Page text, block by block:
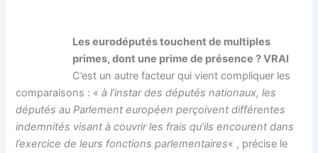
Les eurodéputés touchent de multiples
primes, dont une prime de présence ? VRAI
C’est un autre facteur qui vient compliquer les
comparaisons : «à l’instar des députés nationaux, les
députés au Parlement européen perçoivent différentes
indemnités visant à couvrir les frais qu’ils encourent dans
l’exercice de leurs fonctions parlementaires« , précise le